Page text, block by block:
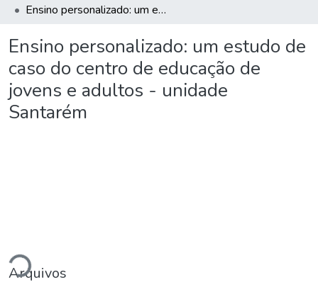
Ensino personalizado: um estudo de caso do centro de educação de jovens e adultos - unidade Santarém
Ensino personalizado: um estudo de
caso do centro de educação de
jovens e adultos - unidade
Santarém
Arquivos